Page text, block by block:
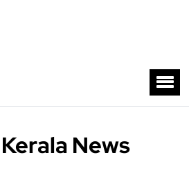
News